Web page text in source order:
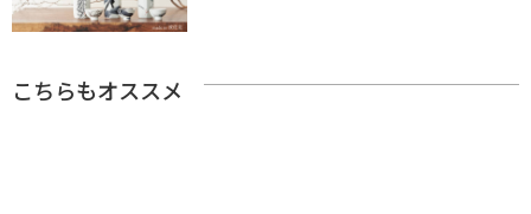
こちらもオススメ